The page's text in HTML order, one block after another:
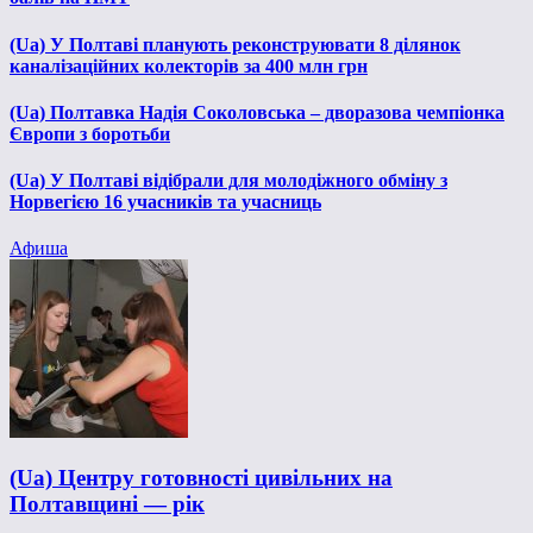
(Ua) У Полтаві планують реконструювати 8 ділянок
каналізаційних колекторів за 400 млн грн
(Ua) Полтавка Надія Соколовська – дворазова чемпіонка
Європи з боротьби
(Ua) У Полтаві відібрали для молодіжного обміну з
Норвегією 16 учасників та учасниць
Афиша
(Ua) Центру готовності цивільних на
Полтавщині — рік